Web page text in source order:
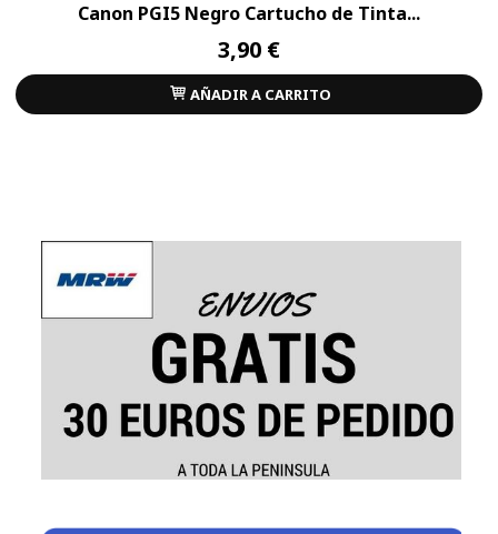
Canon PGI5 Negro Cartucho de Tinta...
3,90 €
AÑADIR A CARRITO